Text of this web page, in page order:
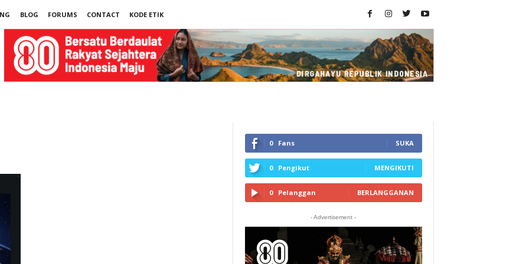
BLOG FORUMS CONTACT
KODE ETIK
0 Fans SUKA
0 Pengikut MENGIKUTI
0 Pelanggan BERLANGGANAN
- Advertisement -